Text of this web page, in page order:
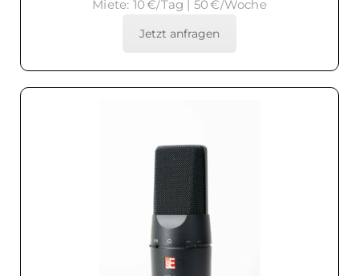
Miete: 10 €/Tag | 50 €/Woche
Jetzt anfragen